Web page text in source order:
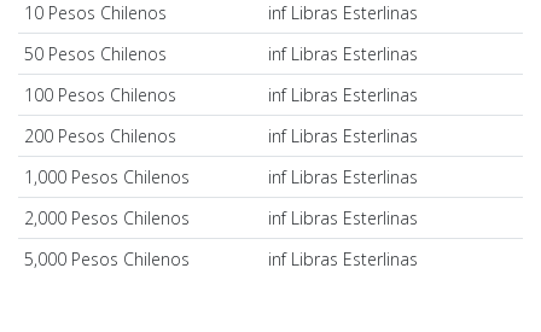
10 Pesos Chilenos
inf Libras Esterlinas
50 Pesos Chilenos
inf Libras Esterlinas
100 Pesos Chilenos
inf Libras Esterlinas
200 Pesos Chilenos
inf Libras Esterlinas
1,000 Pesos Chilenos
inf Libras Esterlinas
2,000 Pesos Chilenos
inf Libras Esterlinas
5,000 Pesos Chilenos
inf Libras Esterlinas